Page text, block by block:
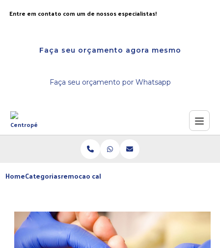
Entre em contato com um de nossos especialistas!
Faça seu orçamento agora mesmo
Faça seu orçamento por Whatsapp
HomeCategoriasremocao calos nos pes